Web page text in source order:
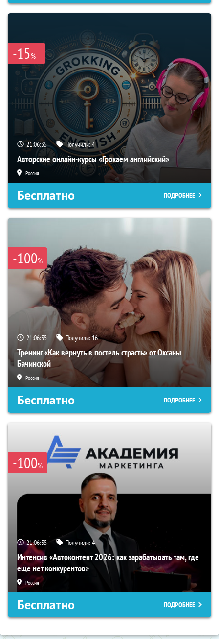
-15%
21:06:34 Получили:4
Авторские онлайн-курсы «Грокаем английский»
Россия
Бесплатно ПОДРОБНЕЕ
-100%
21:06:34 Получили:16
Тренинг «Как вернуть в постель страсть» от Оксаны
Бачинской
Россия
Бесплатно ПОДРОБНЕЕ
-100%
21:06:34 Получили:4
Интенсив «Автоконтент 2026: как зарабатывать там, где
еще нет конкурентов»
Россия
Бесплатно ПОДРОБНЕЕ